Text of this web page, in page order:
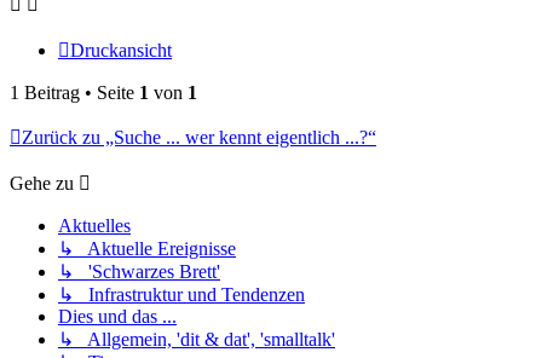
Druckansicht
1 Beitrag • Seite 1 von 1
Zurück zu „Suche ... wer kennt eigentlich ...?“
Gehe zu
Aktuelles
↳ Aktuelle Ereignisse
↳ 'Schwarzes Brett'
↳ Infrastruktur und Tendenzen
Dies und das ...
↳ Allgemein, 'dit & dat', 'smalltalk'